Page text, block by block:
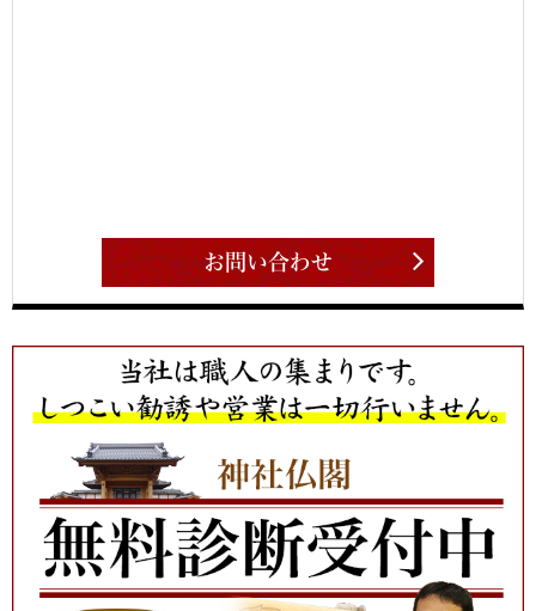
お問い合わせ